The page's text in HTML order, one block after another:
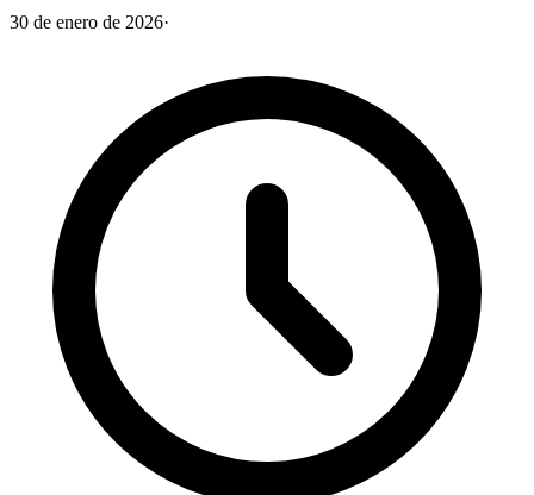
30 de enero de 2026·